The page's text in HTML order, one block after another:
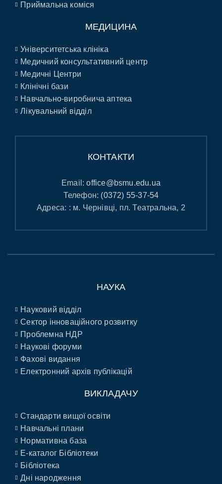
Приймальна коміся
МЕДИЦИНА
Університетська клініка
Медичний консультативний центр
Медичні Центри
Клінічні бази
Навчально-виробнича аптека
Лікувальний відділ
КОНТАКТИ
Email:office@bsmu.edu.ua
Телефон: (0372) 55-37-54
Адреса: : м. Чернівці, пл. Театральна, 2
НАУКА
Науковий відділ
Сектор інноваційного розвитку
Проблемна НДР
Наукові форуми
Фахові видання
Електронний архів публікацій
ВИКЛАДАЧУ
Стандарти вищої освіти
Навчальні плани
Нормативна база
E-каталог Бібліотеки
Бібліотека
Дні народження